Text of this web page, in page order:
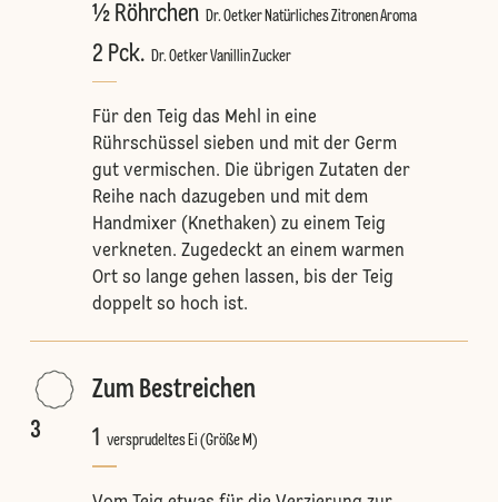
½ Röhrchen Dr. Oetker Natürliches Zitronen Aroma
2 Pck. Dr. Oetker Vanillin Zucker
Für den Teig das Mehl in eine
Rührschüssel sieben und mit der Germ
gut vermischen. Die übrigen Zutaten der
Reihe nach dazugeben und mit dem
Handmixer (Knethaken) zu einem Teig
verkneten. Zugedeckt an einem warmen
Ort so lange gehen lassen, bis der Teig
doppelt so hoch ist.
3
Zum Bestreichen
1 versprudeltes Ei (Größe M)